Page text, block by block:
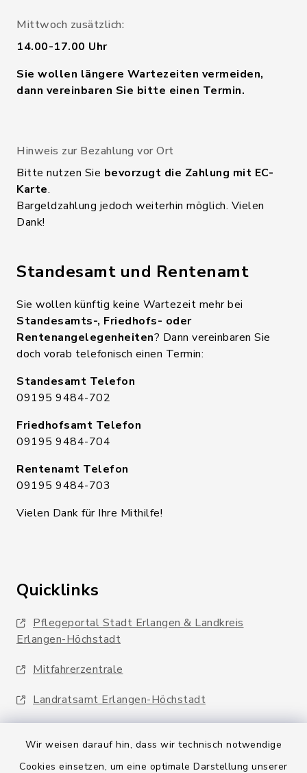
Wir weisen darauf hin, dass wir technisch notwendige
Cookies einsetzen, um eine optimale Darstellung unserer
Mittwoch zusätzlich:
14.00-17.00 Uhr
Sie wollen längere Wartezeiten vermeiden,
dann vereinbaren Sie bitte einen Termin.
Hinweis zur Bezahlung vor Ort
Bitte nutzen Sie bevorzugt die Zahlung mit EC-
Karte.
Bargeldzahlung jedoch weiterhin möglich. Vielen
Dank!
Standesamt und Rentenamt
Sie wollen künftig keine Wartezeit mehr bei
Standesamts-, Friedhofs- oder
Rentenangelegenheiten? Dann vereinbaren Sie
doch vorab telefonisch einen Termin:
Standesamt Telefon
09195 9484-702
Friedhofsamt Telefon
09195 9484-704
Rentenamt Telefon
09195 9484-703
Vielen Dank für Ihre Mithilfe!
Quicklinks
Pflegeportal Stadt Erlangen & Landkreis
Erlangen-Höchstadt
Mitfahrerzentrale
Landratsamt Erlangen-Höchstadt